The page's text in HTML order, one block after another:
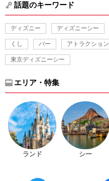
話題のキーワード
ディズニー ディズニーシー
くし バー アトラクション
東京ディズニーシー
エリア・特集
ランド シー